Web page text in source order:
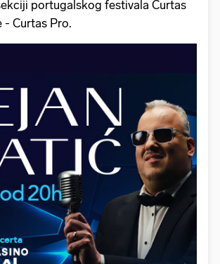
portugalskog festivala Curtas
- Curtas Pro.